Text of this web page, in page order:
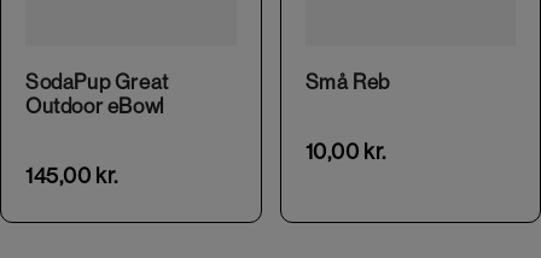
SodaPup Great
Outdoor eBowl
145,00 kr.
Små Reb
10,00 kr.